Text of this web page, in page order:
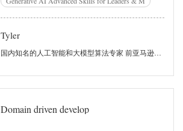
Tyler
国内知名的人工智能和大模型算法专家 前亚马逊（世界500强）：应用科学家； 前康卡斯特（世界500强）：算法专家； 前阿里巴巴集团（世界500强）多部门算法负责人，2019年获评阿里巴巴集团年度“明日之星”员工；
Domain driven develop